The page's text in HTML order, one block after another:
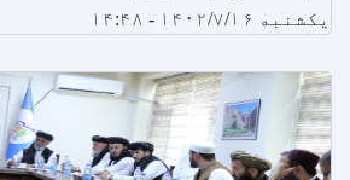
یکشنبه ۱۴۰۲/۷/۱۶ - ۱۴:۴۸